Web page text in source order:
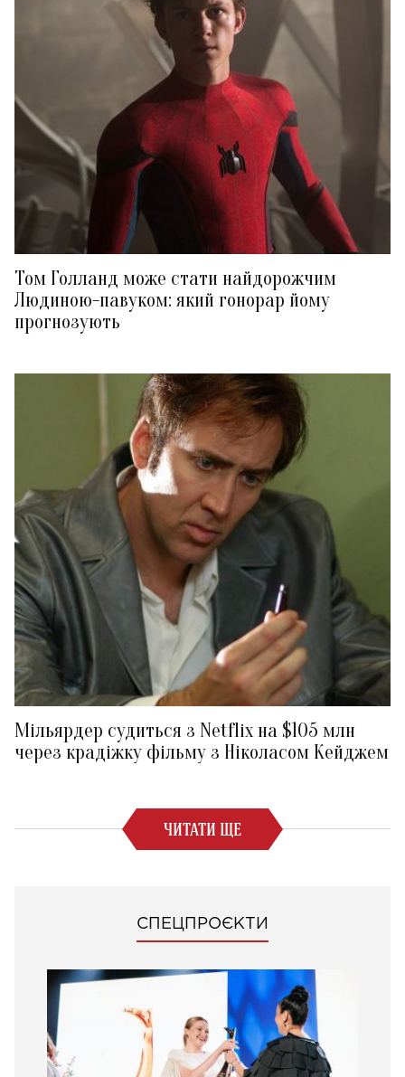
Том Голланд може стати найдорожчим
Людиною-павуком: який гонорар йому
прогнозують
Мільярдер судиться з Netflix на $105 млн
через крадіжку фільму з Ніколасом Кейджем
ЧИТАТИ ЩЕ
СПЕЦПРОЄКТИ